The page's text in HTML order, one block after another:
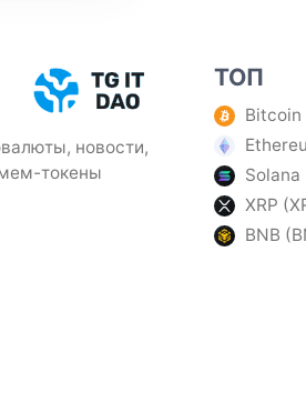
новости,
токены
ТОП
Bitcoin
Solana
XRP
BNB